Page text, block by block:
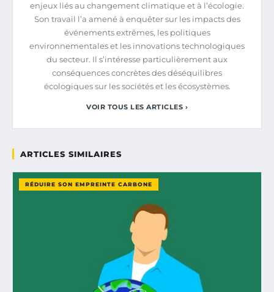
enjeux liés au changement climatique et à l’écologie.
Son travail l’a amené à enquêter sur les impacts des
événements extrêmes, les politiques
environnementales et les innovations technologiques
du secteur. Il s’intéresse particulièrement aux
conséquences concrètes des déséquilibres
écologiques sur les sociétés et les écosystèmes.
VOIR TOUS LES ARTICLES ›
ARTICLES SIMILAIRES
RÉDUIRE SON EMPREINTE CARBONE